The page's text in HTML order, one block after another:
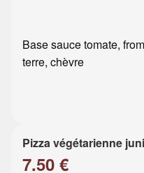
Base sauce tomate,
terre, chèvre
Pizza végétarienne
7.50 €